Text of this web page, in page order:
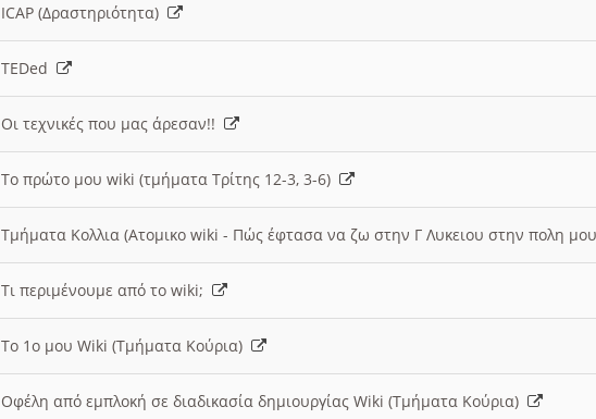
ICAP (Δραστηριότητα)
TEDed
Οι τεχνικές που μας άρεσαν!!
Το πρώτο μου wiki (τμήματα Τρίτης 12-3, 3-6)
Τμήματα Κολλια (Ατομικο wiki - Πώς έφτασα να ζω στην Γ Λυκειου στην πολη
Τι περιμένουμε από το wiki;
Το 1ο μου Wiki (Τμήματα Κούρια)
Οφέλη από εμπλοκή σε διαδικασία δημιουργίας Wiki (Τμήματα Κούρια)